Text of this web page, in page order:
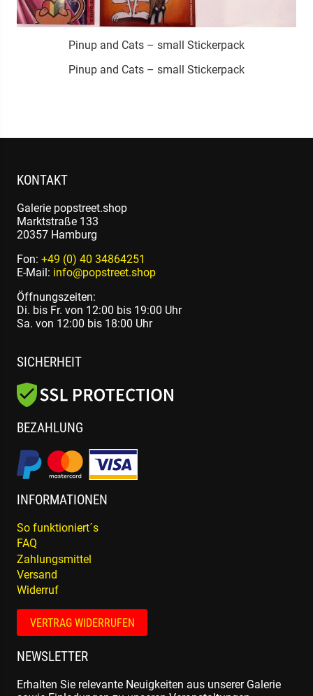
Pinup and Cats – small Stickerpack
Pinup and Cats – small Stickerpack
KONTAKT
Galerie popstreet.shop
Marktstraße 133
20357 Hamburg
Fon: +49 (0) 40 34864251
E-Mail: info@popstreet.shop
Öffnungszeiten:
Di. bis Fr. von 12:00 bis 19:00 Uhr
Sa. von 12:00 bis 18:00 Uhr
SICHERHEIT
BEZAHLUNG
INFORMATIONEN
So funktioniert´s
FAQ
Zahlungsmittel
Versand
Widerruf
VERTRAG WIDERRUFEN
NEWSLETTER
Erhalten Sie relevante Neuigkeiten aus unserer Galerie